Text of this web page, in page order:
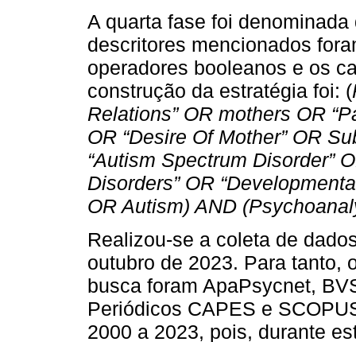
A quarta fase foi
descritores mencionados
operadores booleanos e os
construção da estratégia foi: (
Relations” OR mothers OR
OR “Desire Of Mother” OR
“Autism Spectrum Disorder”
Disorders” OR
OR Autism) AND
Realizou-se a coleta de
outubro de 2023. Para tanto,
busca foram ApaPsycnet,
Periódicos CAPES e
2000 a 2023, pois, durante